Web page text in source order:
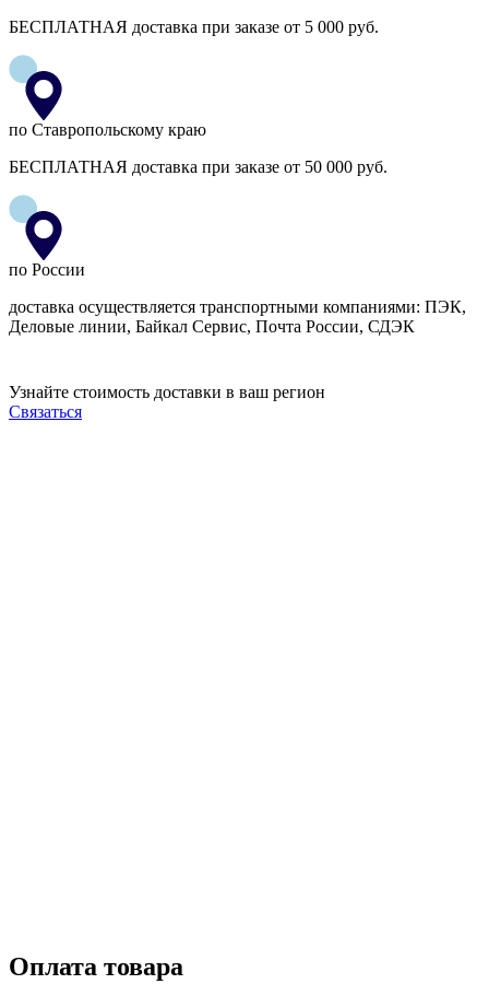
БЕСПЛАТНАЯ доставка при заказе от 5 000 руб.
по Ставропольскому краю
БЕСПЛАТНАЯ доставка при заказе от 50 000 руб.
по России
доставка осуществляется транспортными компаниями: ПЭК,
Деловые линии, Байкал Сервис, Почта России, СДЭК
Узнайте стоимость доставки в ваш регион
Связаться
Оплата товара